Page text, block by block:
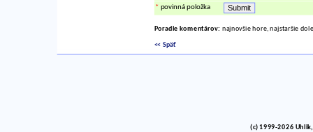
* povinná položka
Poradie komentárov: najnovšie hore, najstaršie dole
<< Späť
(c) 1999-2026 Uhlik,